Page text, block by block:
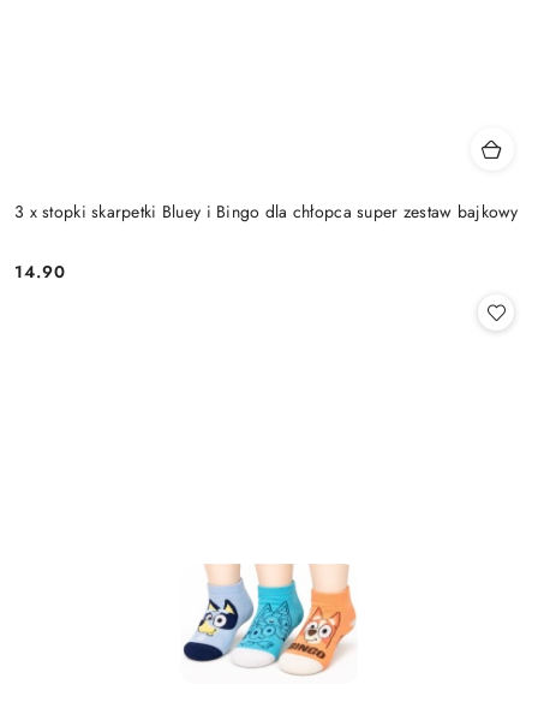
3 x stopki skarpetki Bluey i Bingo dla chłopca super zestaw bajkowy
Cena:
14.90